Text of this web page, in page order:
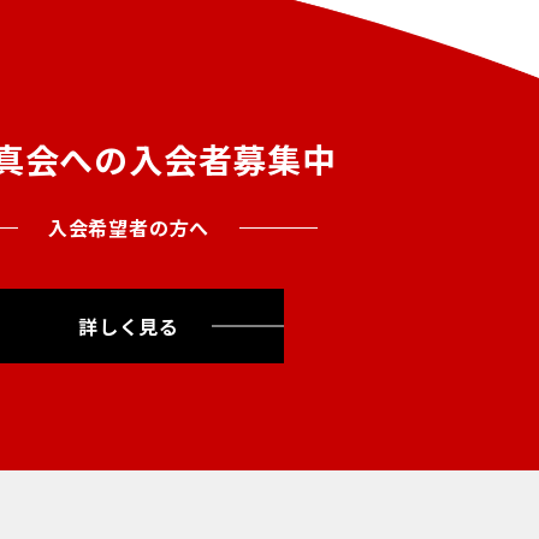
会への入会者募集中
入会希望者の方へ
詳しく見る